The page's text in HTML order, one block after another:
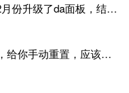
是的证书过期了，原因是我12月份升级了da面板，结果后台证书就不更新了，目前还在排查问题。切换PHP版本现在没有了，因为DA新版不支持。
可以给我QQ或者微信发消息，给你手动重置，应该是服务器插件有问题了，这个wp的主题太老了，导致现在好多的问题，网站的签到功能也是因为这个原因导致的。